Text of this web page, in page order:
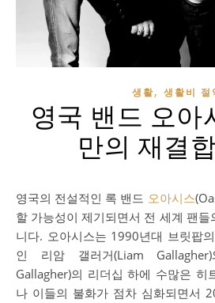
생활, 생활비 절
영국 밴드 오아
만의 재결
영국의 전설적인 록 밴드 오아시스
할 가능성이 제기되면서 전 세계 팬
니다. 오아시스는 1990년대 브릿팝
인 리암 갤러거(Liam
Gallagher)의 리더십 하에 수많은 히
나 이들의 불화가 점차 심화되면서